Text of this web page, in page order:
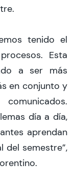
tenido el
Esta
a ser más
en conjunto y
día a día,
aprendan
del semestre”,